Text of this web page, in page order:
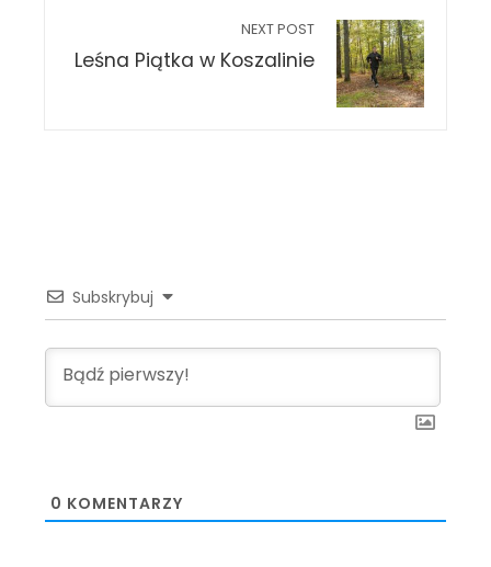
NEXT POST
Leśna Piątka w Koszalinie
Subskrybuj
0 KOMENTARZY